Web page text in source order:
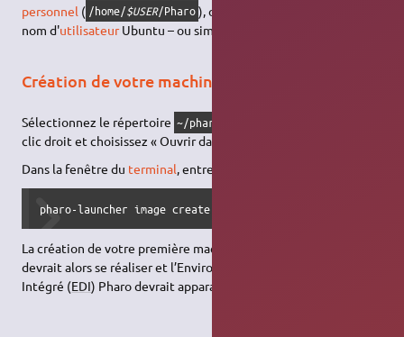
personnel ( /home/$USER/Pharo ), où
nom d'utilisateurUbuntu – ou simplement
Création de votre machine virtuelle Pharo 13
Sélectionnez le répertoire ~/pharo-launcher
clic droit et choisissez « Ouvrir dans un terminal ».
Dans la fenêtre du terminal, entrez :
pharo-launcher image create myImage
La création de votre première machine virtuelle locale Pharo
devrait alors se réaliser et l’Environnement de Développement
Intégré (EDI) Pharo devrait apparaître.